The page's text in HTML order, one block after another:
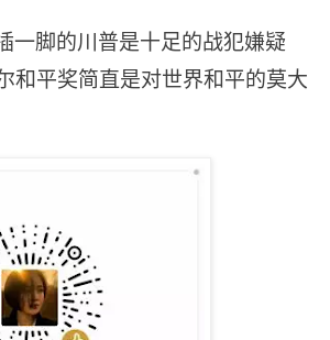
一脚的川普是十足的战犯嫌疑
和平奖简直是对世界和平的莫大